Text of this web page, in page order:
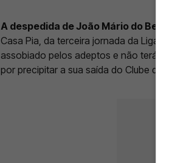
A despedida de João Mário do
Casa Pia, da terceira jornada da Liga
assobiado pelos adeptos e não terá
por precipitar a sua saída do Clube da